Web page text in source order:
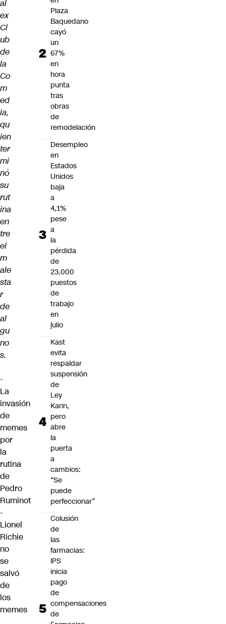
al
ex
Cl
ub
de
la
Co
m
ed
ia,
qu
ien
ter
mi
nó
su
rut
ina
en
tre
el
m
ale
sta
r
de
al
gu
no
s.
-
La
invasión
de
memes
por
la
rutina
de
Pedro
Ruminot
-
Lionel
Richie
no
se
salvó
de
los
memes
Plaza
Baquedano
cayó
un
67%
en
hora
punta
tras
obras
de
remodelación
Desempleo
en
Estados
Unidos
baja
a
4,1%
pese
a
la
pérdida
de
23.000
puestos
de
trabajo
en
julio
Kast
evita
respaldar
suspensión
de
Ley
Karin,
pero
abre
la
puerta
a
cambios:
“Se
puede
perfeccionar”
Colusión
de
las
farmacias:
IPS
inicia
pago
de
compensaciones
de